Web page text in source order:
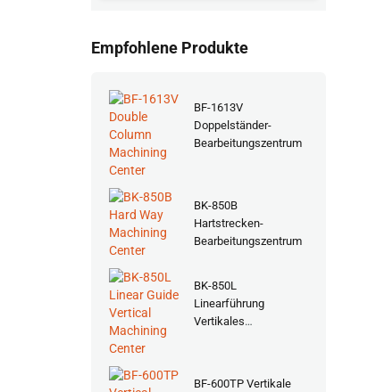
Empfohlene Produkte
BF-1613V
Doppelständer-
Bearbeitungszentrum
BK-850B
Hartstrecken-
Bearbeitungszentrum
BK-850L
Linearführung
Vertikales
BF-600TP Vertikale